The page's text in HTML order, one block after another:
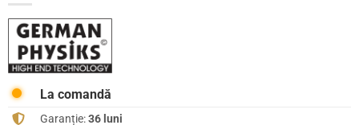
La comandă
Garanție:36 luni